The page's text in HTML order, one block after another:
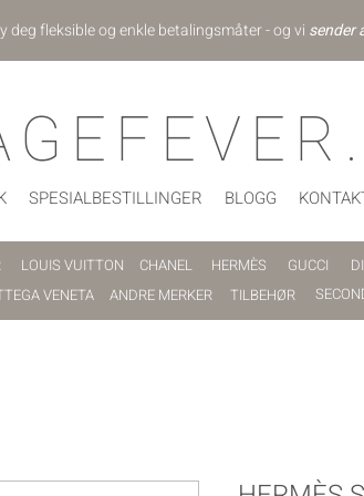
deg fleksible og enkle betalingsmåter - og vi sender
SPESIALBESTILLINGER BLOGG
LOUIS VUITTON CHANEL HERMÈS GUCCI
VENETA ANDRE MERKER TILBEHØR